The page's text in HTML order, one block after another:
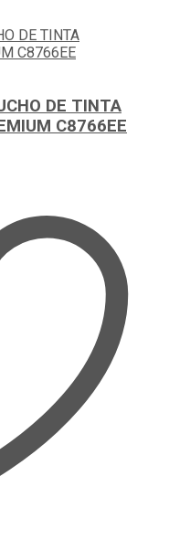
DE TINTA
C8766EE